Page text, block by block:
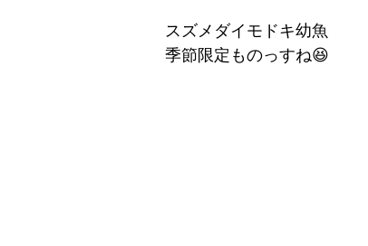
スズメダイモドキ幼魚
季節限定ものっすね😆